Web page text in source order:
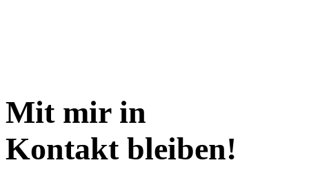
Mit mir in
Kontakt bleiben!